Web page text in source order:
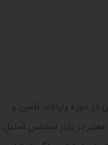
در حوزه واردات، تأمین و
در بازار استنلس استیل